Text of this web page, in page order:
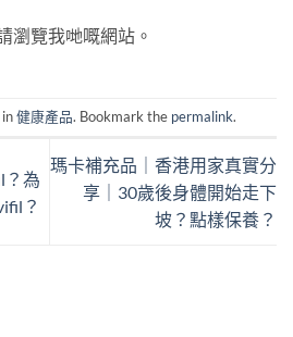
瀏覽我哋嘅網站。
健康產品. Bookmark the permalink.
？為
？
瑪卡補充品｜香港用家真實分
享｜30歲後身體開始走下
坡？點樣保養？